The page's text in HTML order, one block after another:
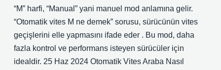
“M” harfi, “Manual” yani manuel mod anlamına gelir.
“Otomatik vites M ne demek” sorusu, sürücünün vites
geçişlerini elle yapmasını ifade eder . Bu mod, daha
fazla kontrol ve performans isteyen sürücüler için
idealdir. 25 Haz 2024 Otomatik Vites Araba Nasıl